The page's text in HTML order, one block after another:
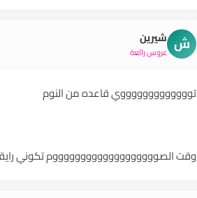
ش شيرين
عروس رائعة
توووووووووووووي قاعده من النوم
وقت الصوووووووووووووووووووم تكوني